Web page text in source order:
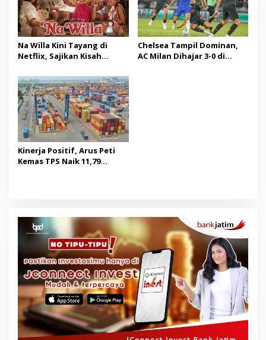
Na Willa Kini Tayang di
Netflix, Sajikan Kisah
Chelsea Tampil Dominan,
AC Milan Dihajar 3-0 di
Kinerja Positif, Arus Peti
Kemas TPS Naik 11,79